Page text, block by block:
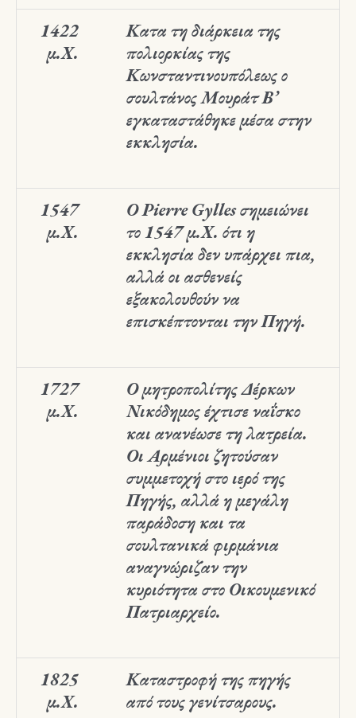
1422
μ.Χ.
Κατα τη διάρκεια της
πολιορκίας της
Κωνσταντινουπόλεως ο
σουλτάνος Μουράτ Β’
εγκαταστάθηκε μέσα στην
εκκλησία.
1547
μ.Χ.
Ο Pierre Gylles σημειώνει
το 1547 μ.Χ. ότι η
εκκλησία δεν υπάρχει πια,
αλλά οι ασθενείς
εξακολουθούν να
επισκέπτονται την Πηγή.
1727
μ.Χ.
Ο μητροπολίτης Δέρκων
Νικόδημος έχτισε ναΐσκο
και ανανέωσε τη λατρεία.
Οι Αρμένιοι ζητούσαν
συμμετοχή στο ιερό της
Πηγής, αλλά η μεγάλη
παράδοση και τα
σουλτανικά φιρμάνια
αναγνώριζαν την
κυριότητα στο Οικουμενικό
Πατριαρχείο.
1825
μ.Χ.
Καταστροφή της πηγής
από τους γενίτσαρους.